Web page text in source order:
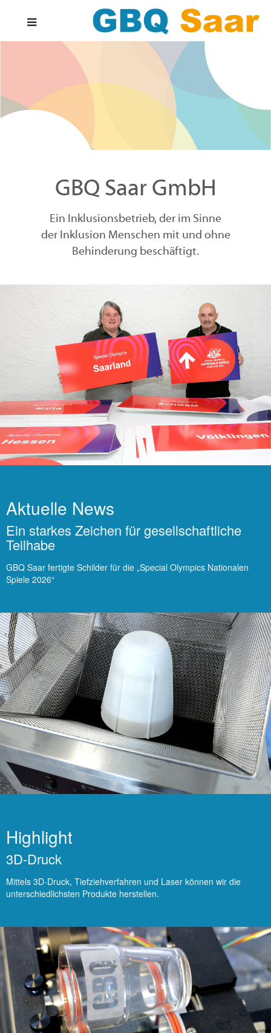
GBQ Saar GmbH
Ein Inklusionsbetrieb, der im Sinne
der Inklusion Menschen mit und ohne
Behinderung beschäftigt.
Aktuelle News
Ein starkes Zeichen für gesellschaftliche
Teilhabe
GBQ Saar fertigte Schilder für die „Special Olympics Nationalen
Spiele 2026“
Highlight
3D-Druck
Mittels 3D-Druck, Tiefziehverfahren und Laser können wir die
unterschiedlichsten Produkte herstellen.